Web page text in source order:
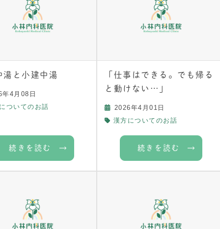
湯と小建中湯
年4月08日
ついてのお話
続きを読む
「仕事はできる。でも帰る
と動けない…」
2026年4月01日
漢方についてのお話
続きを読む